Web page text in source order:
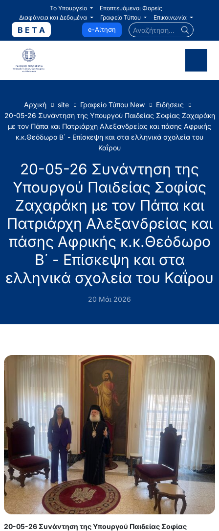
Το Υπουργείο
Εποπτευόμενοι Φορείς
Διαφάνεια και Δεδομένα
Γραφείο Τύπου Επικοινωνία
B E T A e-Αίτηση Αναζήτηση...
Αρχική site Γραφείο Τύπου New
Ειδήσεις
20-05-26 Συνάντηση της Υπουργού Παιδείας Σοφίας Ζαχαράκη
με τον Πάπα και Πατριάρχη Αλεξανδρείας και πάσης Αφρικής
κ.κ.Θεόδωρο Β΄ - Επίσκεψη και στα ελληνικά σχολεία του
Καΐρου
20-05-26 Συνάντηση της
Υπουργού Παιδείας Σοφίας
Ζαχαράκη με τον Πάπα και
Πατριάρχη Αλεξανδρείας και
πάσης Αφρικής κ.κ.Θεόδωρο
Β΄ - Επίσκεψη και στα
ελληνικά σχολεία του Καΐρου
20 Μάι 2026
20-05-26 Συνάντηση της Υπουργού Παιδείας Σοφίας